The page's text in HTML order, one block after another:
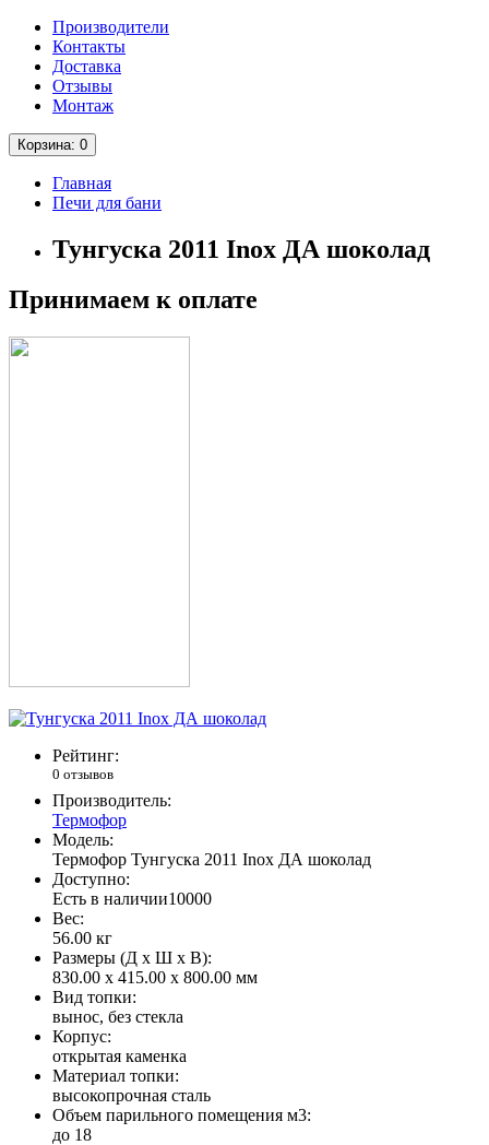
Производители
Контакты
Доставка
Отзывы
Монтаж
Корзина: 0
Главная
Печи для бани
Тунгуска 2011 Inox ДА шоколад
Принимаем к оплате
Рейтинг:
0 отзывов
Производитель:
Термофор
Модель:
Термофор Тунгуска 2011 Inox ДА шоколад
Доступно:
Есть в наличии10000
Вес:
56.00 кг
Размеры (Д x Ш x В):
830.00 x 415.00 x 800.00 мм
Вид топки:
вынос, без стекла
Корпус:
открытая каменка
Материал топки:
высокопрочная сталь
Объем парильного помещения м3:
до 18